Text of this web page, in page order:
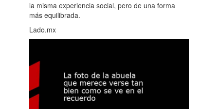
la misma experiencia social, pero de una forma
más equilibrada.
Lado.mx